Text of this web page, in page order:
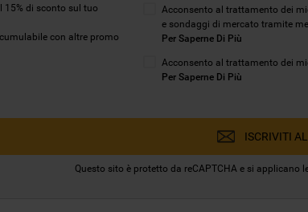
15% di sconto sul tuo
con altre promo
Acconsento al trattamento dei
e sondaggi di mercato tramite
Per Saperne Di Più
Acconsento al trattamento dei
Per Saperne Di Più
ISCRIVITI
Questo sito è protetto da reCAPTCHA e si applicano